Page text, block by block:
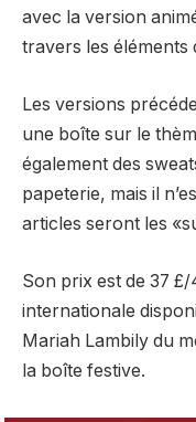
avec la version
travers les éléments
Les versions
une boîte sur le
également des
papeterie, mais il
articles seront les
Son prix est de 37
internationale
Mariah Lambily du
la boîte festive.